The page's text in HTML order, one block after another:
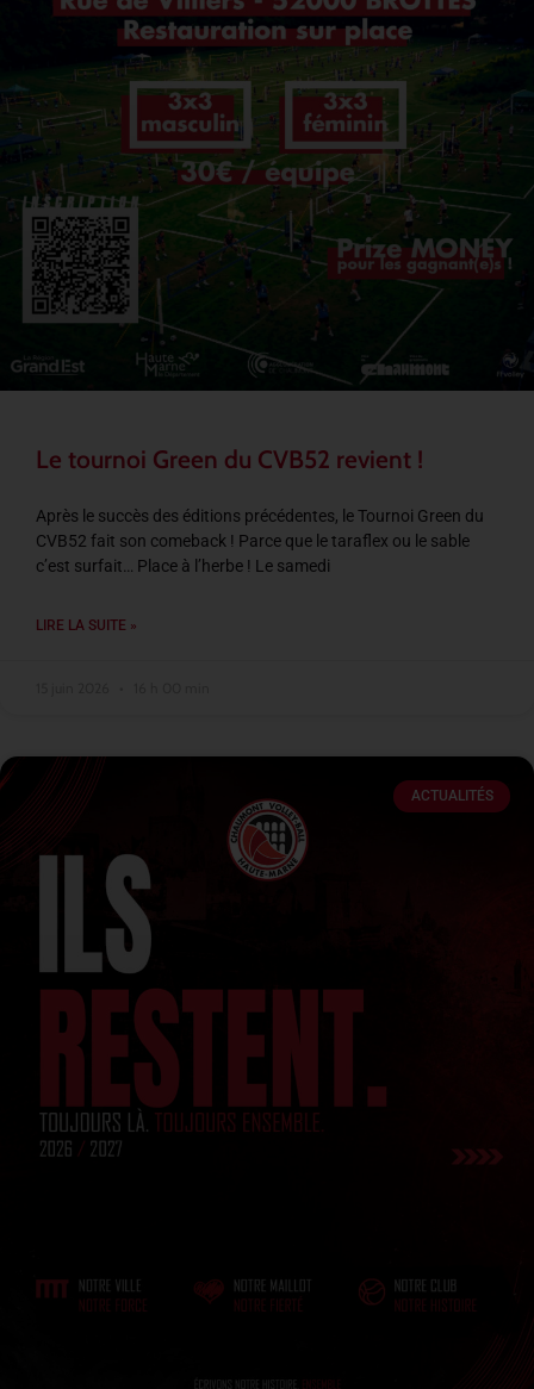
Le tournoi Green du CVB52 revient !
Après le succès des éditions précédentes, le Tournoi Green du
CVB52 fait son comeback ! Parce que le taraflex ou le sable
c’est surfait… Place à l’herbe ! Le samedi
LIRE LA SUITE »
ACTUALITÉS